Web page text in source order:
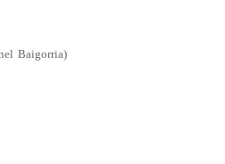
Baigorria)